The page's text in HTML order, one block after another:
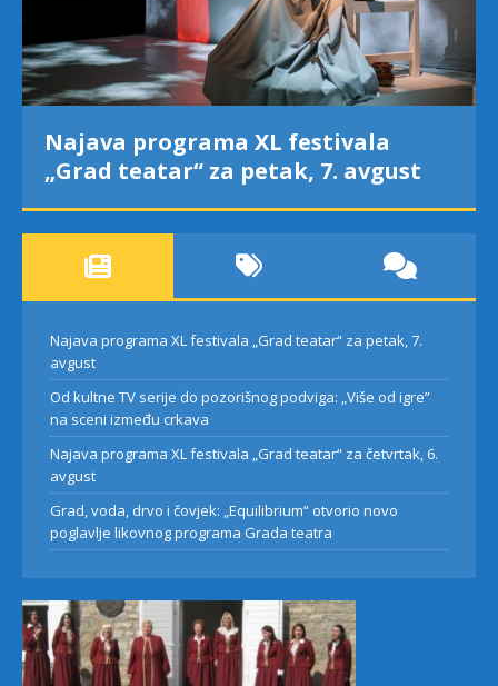
Najava programa XL festivala
„Grad teatar“ za petak, 7. avgust
Najava programa XL festivala „Grad teatar“ za petak, 7.
avgust
Od kultne TV serije do pozorišnog podviga: „Više od igre”
na sceni između crkava
Najava programa XL festivala „Grad teatar“ za četvrtak, 6.
avgust
Grad, voda, drvo i čovjek: „Equilibrium“ otvorio novo
poglavlje likovnog programa Grada teatra